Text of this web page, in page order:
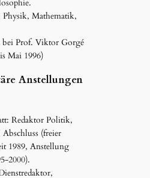
Physik, Mathematik,
bei Prof. Viktor Gorgé
Mai 1996)
Anstellungen
Redaktor Politik,
(freier
1989, Anstellung
2000).